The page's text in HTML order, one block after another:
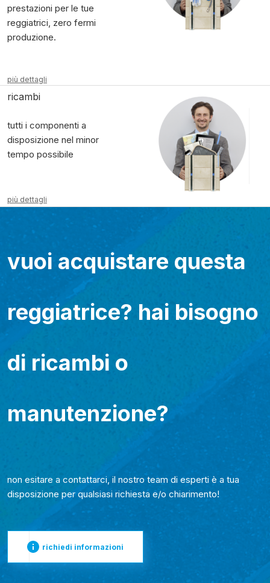
prestazioni per le tue
reggiatrici, zero fermi
produzione.
più dettagli
ricambi
tutti i componenti a
disposizione nel minor
tempo possibile
più dettagli
vuoi acquistare questa
reggiatrice? hai bisogno
di ricambi o
manutenzione?
non esitare a contattarci, il nostro team di esperti è a tua
disposizione per qualsiasi richiesta e/o chiarimento!
richiedi informazioni